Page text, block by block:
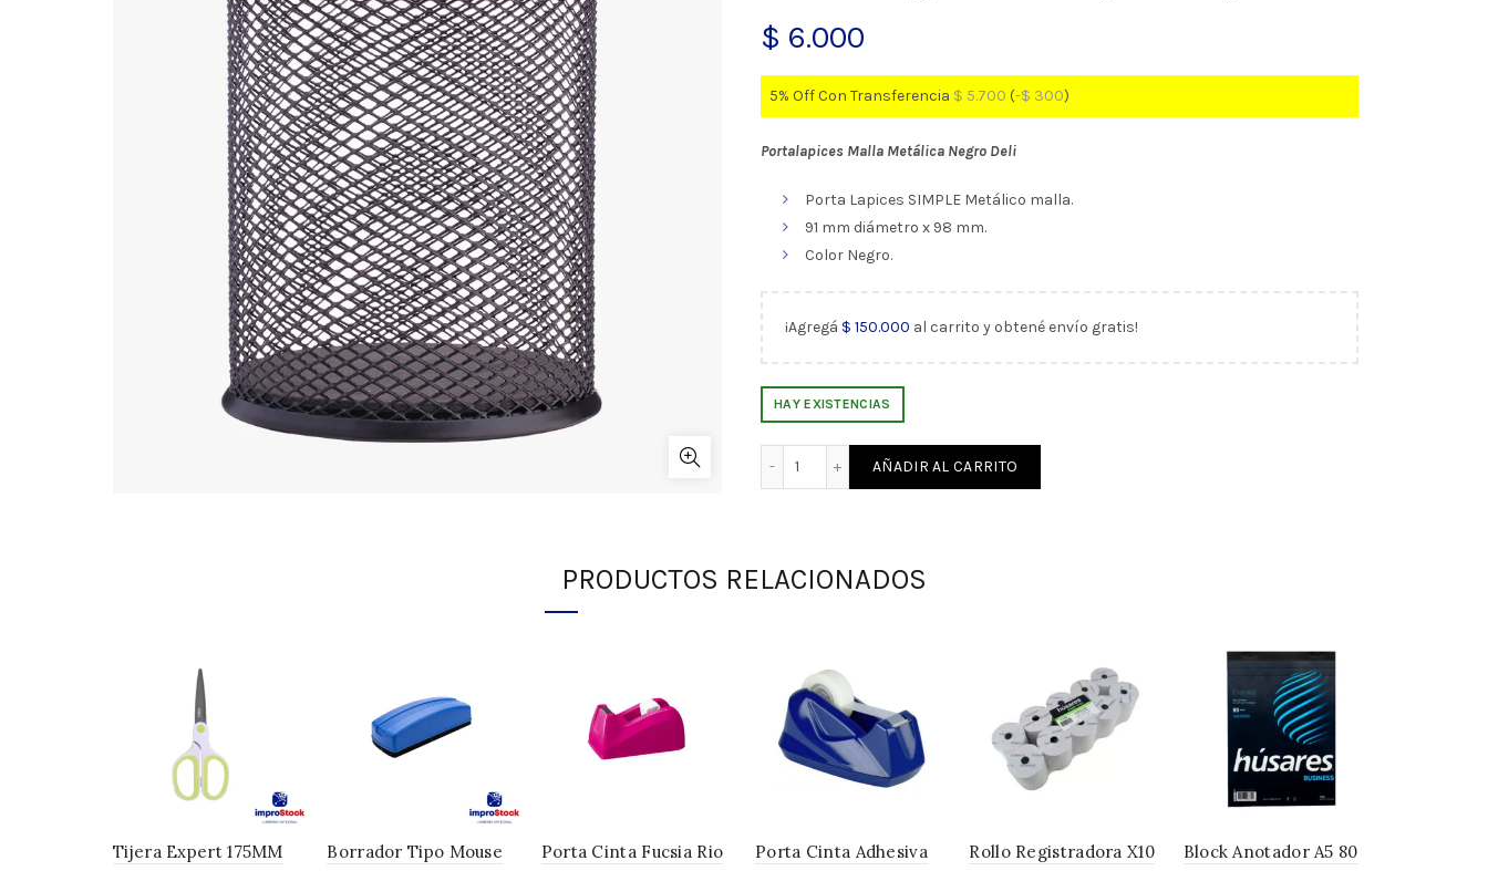
$ 6.000
5% Off Con Transferencia $ 5.700 (-$ 300)
Portalapices Malla Metálica Negro Deli
Porta Lapices SIMPLE Metálico malla.
91 mm diámetro x 98 mm.
Color Negro.
¡Agregá $ 150.000 al carrito y obtené envío gratis!
HAY EXISTENCIAS
Portalápices Malla Metálica 9712 Negro DELI (69349) cantidad
AÑADIR AL CARRITO
INFORMACIÓN ADICIONAL
SKU:69349
Destacados oficina Porta lápices
PRODUCTOS RELACIONADOS
Tijera Expert 175MM
Borrador Tipo Mouse
Porta Cinta Fucsia Rio
Porta Cinta Adhesiva
Rollo Registradora X10
Block Anotador A5 80